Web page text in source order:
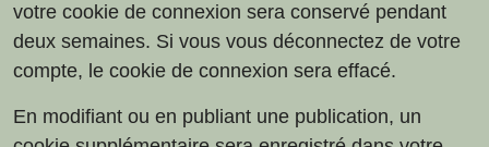
votre cookie de connexion sera conservé pendant
deux semaines. Si vous vous déconnectez de votre
compte, le cookie de connexion sera effacé.
En modifiant ou en publiant une publication, un